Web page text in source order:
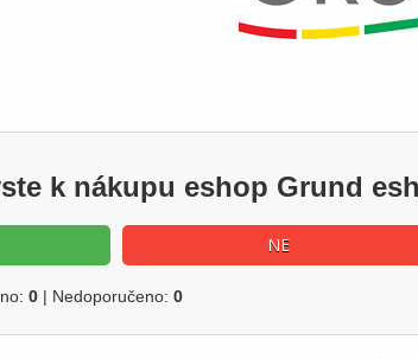
k nákupu eshop Grund
NE
0 | Nedoporučeno: 0